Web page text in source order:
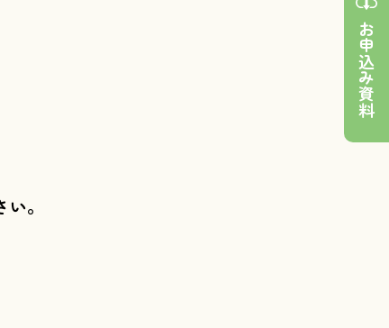
。
お申込み資料